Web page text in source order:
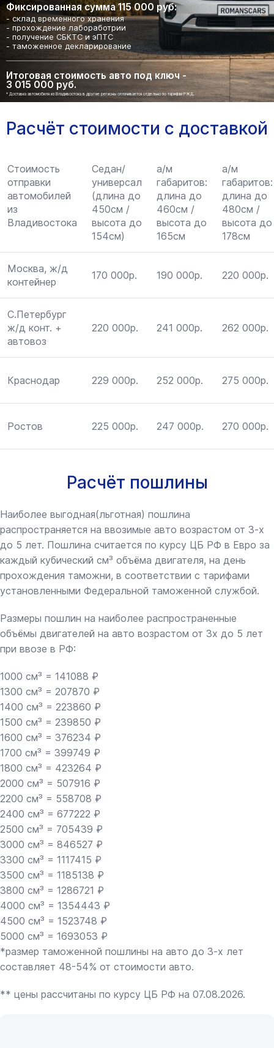
Фиксированная сумма 115 000 руб:
- склад временного хранения
- прохождение лабоработрии
- получение СБКТС и эПТС
- таможенное декларирование
Итоговая стоимость авто под ключ -
3 015 000 руб.
* Доставка автомобиля из Владивостока в другие регионы оплачивается отдельно по тарифам РЖД.
Расчёт стоимости с доставкой
Стоимость
отправки
автомобилей
из
Владивостока
Седан/
универсал
(длина до
450см /
высота до
154см)
а/м
габаритов:
длина до
460см /
высота до
165см
а/м
габаритов:
длина до
480см /
высота до
178см
Москва, ж/д
контейнер
170 000р. 190 000р. 220 000р.
С.Петербург
ж/д конт. +
автовоз
220 000р. 241 000р. 262 000р.
Краснодар 229 000р. 252 000р. 275 000р.
Ростов 225 000р. 247 000р. 270 000р.
Расчёт пошлины
Наиболее выгодная(льготная) пошлина
распространяется на ввозимые авто возрастом от 3-х
до 5 лет. Пошлина считается по курсу ЦБ РФ в Евро за
каждый кубический см³ объёма двигателя, на день
прохождения таможни, в соответствии с тарифами
установленными Федеральной таможенной службой.
Размеры пошлин на наиболее распространенные
объёмы двигателей на авто возрастом от 3х до 5 лет
при ввозе в РФ:
1000 см³ = 141088 ₽
1300 см³ = 207870 ₽
1400 см³ = 223860 ₽
1500 см³ = 239850 ₽
1600 см³ = 376234 ₽
1700 см³ = 399749 ₽
1800 см³ = 423264 ₽
2000 см³ = 507916 ₽
2200 см³ = 558708 ₽
2400 см³ = 677222 ₽
2500 см³ = 705439 ₽
3000 см³ = 846527 ₽
3300 см³ = 1117415 ₽
3500 см³ = 1185138 ₽
3800 см³ = 1286721 ₽
4000 см³ = 1354443 ₽
4500 см³ = 1523748 ₽
5000 см³ = 1693053 ₽
*размер таможенной пошлины на авто до 3-х лет
составляет 48-54% от стоимости авто.
** цены рассчитаны по курсу ЦБ РФ на 07.08.2026.